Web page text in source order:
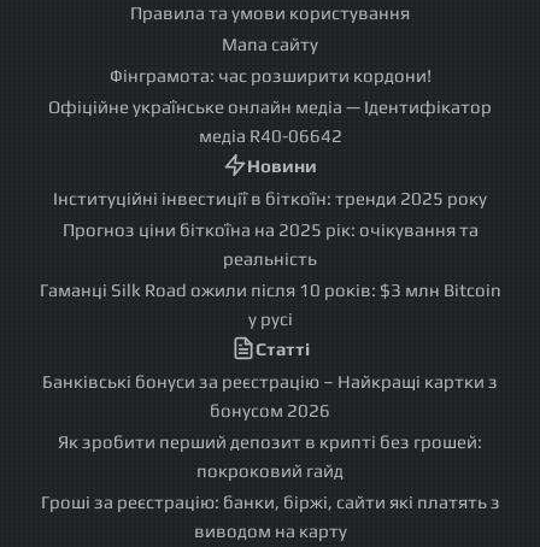
Правила та умови користування
Мапа сайту
Фінграмота: час розширити кордони!
Офіційне українське онлайн медіа — Ідентифікатор
медіа R40-06642
Новини
Інституційні інвестиції в біткоїн: тренди 2025 року
Прогноз ціни біткоїна на 2025 рік: очікування та
реальність
Гаманці Silk Road ожили після 10 років: $3 млн Bitcoin
у русі
Статті
Банківські бонуси за реєстрацію – Найкращі картки з
бонусом 2026
Як зробити перший депозит в крипті без грошей:
покроковий гайд
Гроші за реєстрацію: банки, біржі, сайти які платять з
виводом на карту